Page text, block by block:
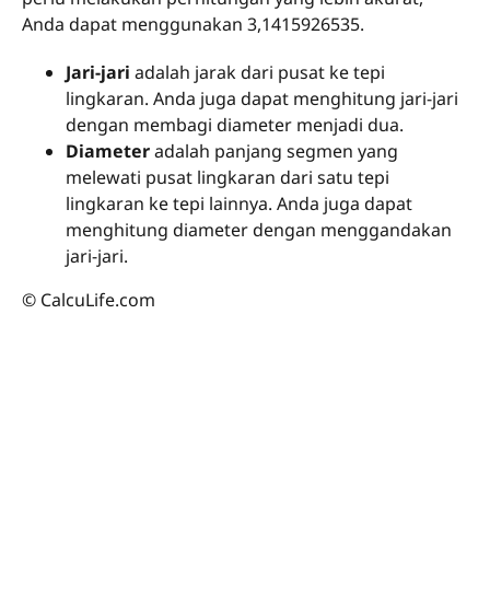
Anda dapat menggunakan 3,1415926535.
Jari-jari adalah jarak dari pusat ke tepi
lingkaran. Anda juga dapat menghitung jari-jari
dengan membagi diameter menjadi dua.
Diameteradalah panjang segmen yang
melewati pusat lingkaran dari satu tepi
lingkaran ke tepi lainnya. Anda juga dapat
menghitung diameter dengan menggandakan
jari-jari.
© CalcuLife.com